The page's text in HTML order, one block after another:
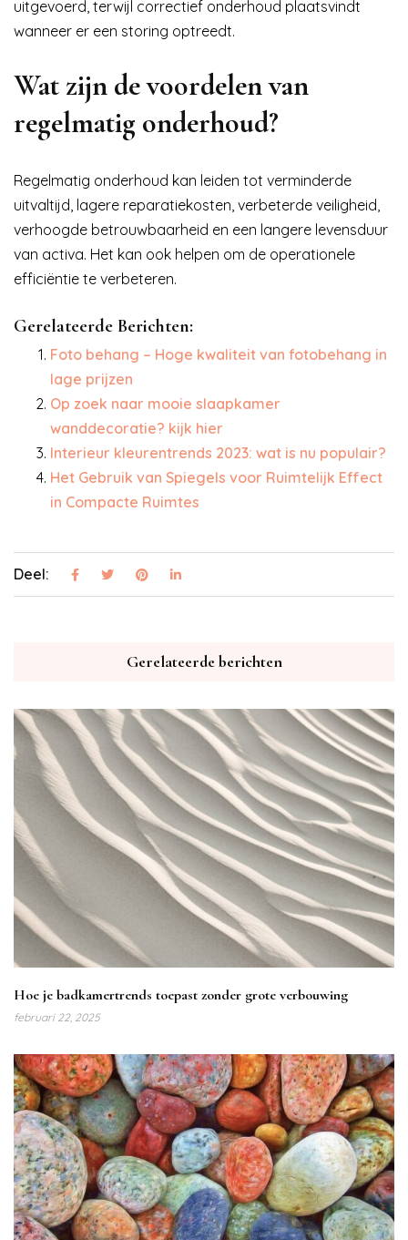
uitgevoerd, terwijl correctief onderhoud plaatsvindt
wanneer er een storing optreedt.
Wat zijn de voordelen van
regelmatig onderhoud?
Regelmatig onderhoud kan leiden tot verminderde
uitvaltijd, lagere reparatiekosten, verbeterde veiligheid,
verhoogde betrouwbaarheid en een langere levensduur
van activa. Het kan ook helpen om de operationele
efficiëntie te verbeteren.
Gerelateerde Berichten:
Foto behang – Hoge kwaliteit van fotobehang in
lage prijzen
Op zoek naar mooie slaapkamer
wanddecoratie? kijk hier
Interieur kleurentrends 2023: wat is nu populair?
Het Gebruik van Spiegels voor Ruimtelijk Effect
in Compacte Ruimtes
Deel:
Gerelateerde berichten
Hoe je badkamertrends toepast zonder grote verbouwing
februari 22, 2025